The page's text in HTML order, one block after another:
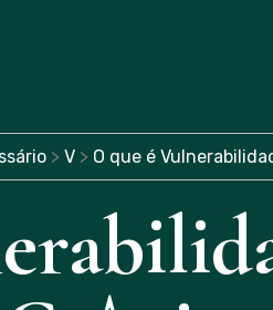
> V> O que é